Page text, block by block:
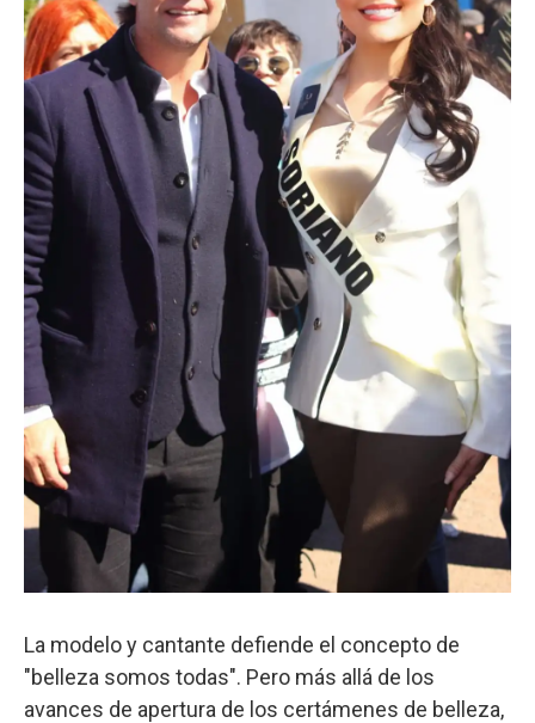
La modelo y cantante defiende el concepto de
"belleza somos todas". Pero más allá de los
avances de apertura de los certámenes de belleza,